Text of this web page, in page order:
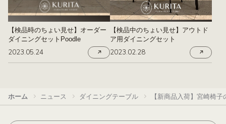
【検品時のちょい見せ】オーダー
ダイニングセットPoodle
2023.05.24
【検品中のちょい見せ】アウトド
ア用ダイニングセット
2023.02.28
ホーム ニュース ダイニングテーブル 【新商品入荷】宮崎椅